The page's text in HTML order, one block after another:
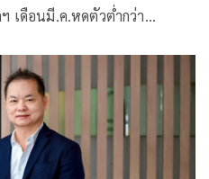
เดือนมี.ค.หดตัวต่ำกว่า…